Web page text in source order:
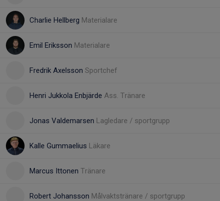
Charlie Hellberg Materialare
Emil Eriksson Materialare
Fredrik Axelsson Sportchef
Henri Jukkola Enbjärde Ass. Tränare
Jonas Valdemarsen Lagledare / sportgrupp
Kalle Gummaelius Läkare
Marcus Ittonen Tränare
Robert Johansson Målvaktstränare / sportgrupp